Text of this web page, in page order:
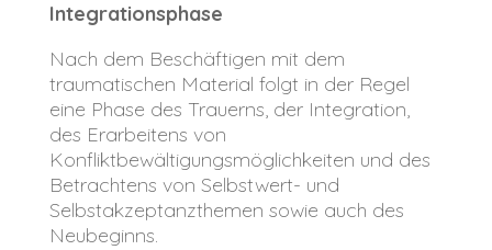
Integrationsphase
Nach dem Beschäftigen mit dem
traumatischen Material folgt in der Regel
eine Phase des Trauerns, der Integration,
des Erarbeitens von
Konfliktbewältigungsmöglichkeiten und des
Betrachtens von Selbstwert- und
Selbstakzeptanzthemen sowie auch des
Neubeginns.